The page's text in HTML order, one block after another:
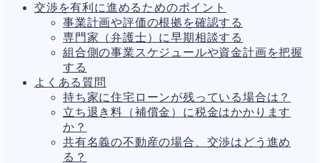
再建準備67
人事労務572
人件費
21
労働問題273
労災・ハラスメント
解雇・退職
事業運営388
品質・リコール48
情報漏洩・サイバー
事業再編71
701
交渉を有利に進めるためのポイント
事業計画や評価の根拠を確認する
専門家（弁護士）に早期相談する
組合側の事業スケジュールや資金計画を把握
する
よくある質問
持ち家に住宅ローンが残っている場合は？
立ち退き料（補償金）に税金はかかります
か？
共有名義の不動産の場合、交渉はどう進め
る？